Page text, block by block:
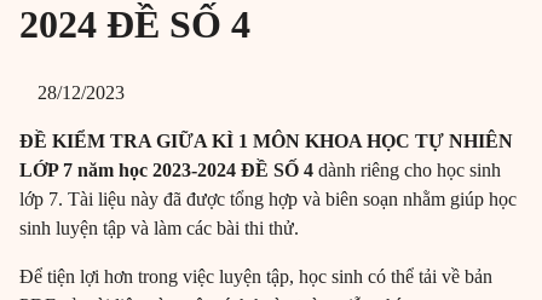
2024 ĐỀ SỐ 4
28/12/2023
ĐỀ KIỂM TRA GIỮA KÌ 1 MÔN KHOA HỌC TỰ NHIÊN
LỚP 7 năm học 2023-2024 ĐỀ SỐ 4 dành riêng cho học sinh
lớp 7. Tài liệu này đã được tổng hợp và biên soạn nhằm giúp học
sinh luyện tập và làm các bài thi thử.
Để tiện lợi hơn trong việc luyện tập, học sinh có thể tải về bản